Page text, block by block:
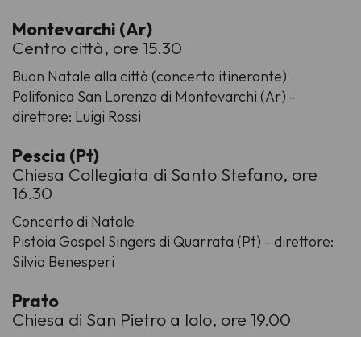
Montevarchi (Ar)
Centro città, ore 15.30
Buon Natale alla città (concerto itinerante)
Polifonica San Lorenzo di Montevarchi (Ar) -
direttore: Luigi Rossi
Pescia (Pt)
Chiesa Collegiata di Santo Stefano, ore
16.30
Concerto di Natale
Pistoia Gospel Singers di Quarrata (Pt) - direttore:
Silvia Benesperi
Prato
Chiesa di San Pietro a Iolo, ore 19.00